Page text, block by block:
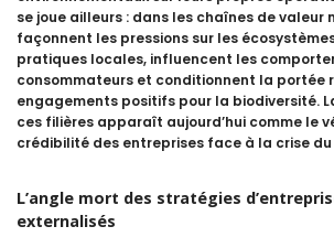
se joue ailleurs : dans les chaînes de valeur
façonnent les pressions sur les
pratiques locales, influencent les
consommateurs et conditionnent la portée
engagements positifs pour la biodiversité.
ces filières apparaît aujourd’hui comme le
crédibilité des entreprises face à la crise
L’angle mort des stratégies
externalisés